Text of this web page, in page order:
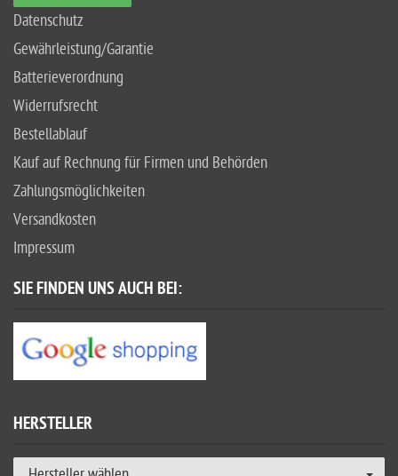
Datenschutz
Gewährleistung/Garantie
Batterieverordnung
Widerrufsrecht
Bestellablauf
Kauf auf Rechnung für Firmen und Behörden
Zahlungsmöglichkeiten
Versandkosten
Impressum
SIE FINDEN UNS AUCH BEI:
HERSTELLER